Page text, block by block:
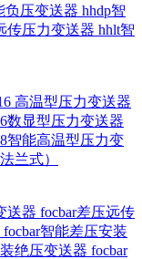
负压变送器 hhdp智
传压力变送器 hhlt智
高温型压力变送器
数显型压力变送器
智能高温型压力变
兰式）
送器 focbar差压远传
focbar智能差压安装
绝压变送器 focbar